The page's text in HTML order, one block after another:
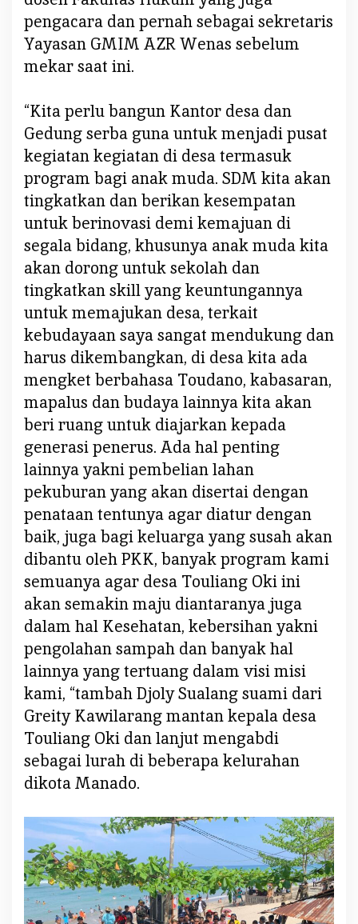
d
a
n
B
k
e
m
a
n
g
pengacara dan pernah sebagai sekretaris
Yayasan GMIM AZR Wenas sebelum
mekar saat ini.
“Kita perlu bangun Kantor desa dan
Gedung serba guna untuk menjadi pusat
kegiatan kegiatan di desa termasuk
program bagi anak muda. SDM kita akan
tingkatkan dan berikan kesempatan
untuk berinovasi demi kemajuan di
segala bidang, khusunya anak muda kita
akan dorong untuk sekolah dan
tingkatkan skill yang keuntungannya
untuk memajukan desa, terkait
kebudayaan saya sangat mendukung dan
harus dikembangkan, di desa kita ada
mengket berbahasa Toudano, kabasaran,
mapalus dan budaya lainnya kita akan
beri ruang untuk diajarkan kepada
generasi penerus. Ada hal penting
lainnya yakni pembelian lahan
pekuburan yang akan disertai dengan
penataan tentunya agar diatur dengan
baik, juga bagi keluarga yang susah akan
dibantu oleh PKK, banyak program kami
semuanya agar desa Touliang Oki ini
akan semakin maju diantaranya juga
dalam hal Kesehatan, kebersihan yakni
pengolahan sampah dan banyak hal
lainnya yang tertuang dalam visi misi
kami, “tambah Djoly Sualang suami dari
Greity Kawilarang mantan kepala desa
Touliang Oki dan lanjut mengabdi
sebagai lurah di beberapa kelurahan
dikota Manado.